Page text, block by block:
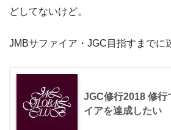
どしてないけど。
JMBサファイア・JGC目指すまでに
JGC修行2018 修行
イアを達成したい